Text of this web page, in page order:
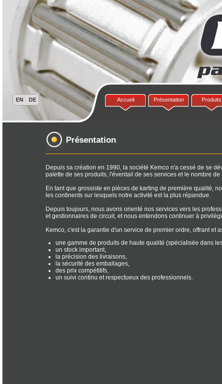
Accueil Présentation Produits
Présentation
Depuis sa création en 1990, la société Kemco n'a cessé de se
palette de ses produits, l'éventail de ses services et le nombre de
En tant que grossiste en pièces de karting de première qualité,
les continents sur lesquels notre activité est la plus répandue.
Depuis toujours, nous avons orienté nos services vers les
et gestionnaires de circuit, et nous entendons continuer à
Kemco, c'est la garantie d'un service de premier ordre, offrant et
une gamme de produits de haute qualité (spécialisée dans
un stock important,
la précision des livraisons,
la sécurité des emballages,
des prix compétitifs,
un suivi continu et respectueux des professionnels.